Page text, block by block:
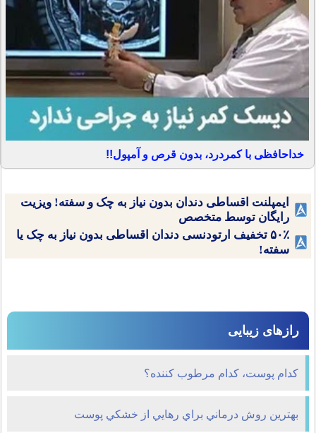
خداحافظی با کمردرد، بدون قرص و آمپول!!
ایمپلنت اقساطی دندان بدون نیاز به چک و سفته! ویزیت
رایگان توسط متخصص
۵۰٪ تخفیف ارتودنسی دندان اقساطی بدون نیاز به چک یا
سفته!
رازهای زیبایی
كدام پوست، كدام مرطوب كننده؟
بهترين روش درماني براي رهايي از خشكي پوست